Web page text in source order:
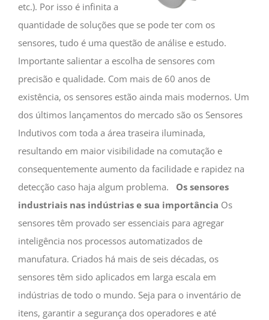
etc.). Por isso é infinita a
quantidade de soluções que se pode ter com os
sensores, tudo é uma questão de análise e estudo.
Importante salientar a escolha de sensores com
precisão e qualidade. Com mais de 60 anos de
existência, os sensores estão ainda mais modernos. Um
dos últimos lançamentos do mercado são os Sensores
Indutivos com toda a área traseira iluminada,
resultando em maior visibilidade na comutação e
consequentemente aumento da facilidade e rapidez na
detecção caso haja algum problema. Os sensores
industriais nas indústrias e sua importância Os
sensores têm provado ser essenciais para agregar
inteligência nos processos automatizados de
manufatura. Criados há mais de seis décadas, os
sensores têm sido aplicados em larga escala em
indústrias de todo o mundo. Seja para o inventário de
itens, garantir a segurança dos operadores e até